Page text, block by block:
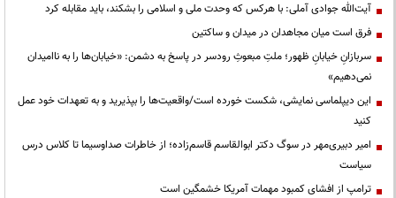
آیت‌الله جوادی آملی: با هرکس که وحدت ملی و اسلامی را بشکند، باید مقابله کرد
فرق است میان مجاهدان در میدان و ساکتین
سربازانِ خیابانِ ظهور؛ ملتِ مبعوثِ رودسر در پاسخ به دشمن: «خیابان‌ها را به ناامیدان
نمی‌دهیم»
این دیپلماسی نمایشی، شکست خورده است/واقعیت‌ها را بپذیرید و به تعهدات خود عمل
کنید
امیر دبیری‌مهر در سوگ دکتر ابوالقاسم قاسم‌زاده؛ از خاطرات صداوسیما تا کلاس درس
سیاست
ترامپ از افشای کمبود مهمات آمریکا خشمگین است